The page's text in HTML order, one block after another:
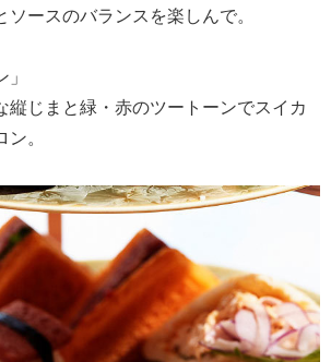
ースのバランスを楽しんで。
縦じまと緑・赤のツートーンでスイカ
。